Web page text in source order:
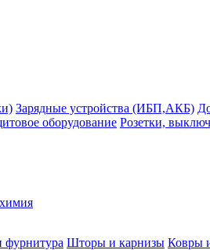
Зарядные устройства (ИБП,АКБ)
оборудование Розетки,
фурнитура Шторы и карнизы Ковры